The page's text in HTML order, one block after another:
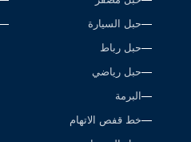
حبل السيارة
حبل رباط
حبل رياضي
البرمة
خط قفص الاتهام